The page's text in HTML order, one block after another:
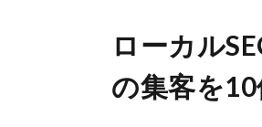
ローカル
の集客を